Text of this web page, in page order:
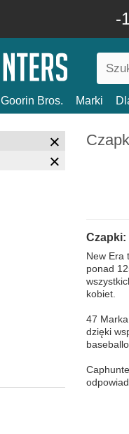
-
Goorin Bros. Marki
Czapki:
New Era
ponad
kobiet.
47
dzięki